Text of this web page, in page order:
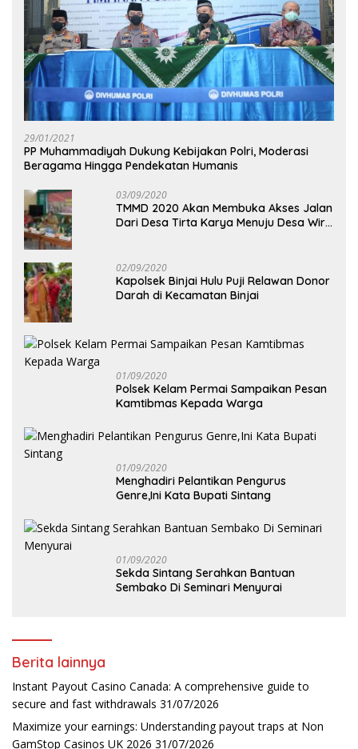
29/01/2021
PP Muhammadiyah Dukung Kebijakan Polri, Moderasi
Beragama Hingga Pendekatan Humanis
03/09/2020
TMMD 2020 Akan Membuka Akses Jalan
Dari Desa Tirta Karya Menuju Desa Wira
02/09/2020
Kapolsek Binjai Hulu Puji Relawan Donor
Darah di Kecamatan Binjai
01/09/2020
Polsek Kelam Permai Sampaikan Pesan
Kamtibmas Kepada Warga
01/09/2020
Menghadiri Pelantikan Pengurus
Genre,Ini Kata Bupati Sintang
01/09/2020
Sekda Sintang Serahkan Bantuan
Sembako Di Seminari Menyurai
Berita lainnya
Instant Payout Casino Canada: A comprehensive guide to
secure and fast withdrawals 31/07/2026
Maximize your earnings: Understanding payout traps at Non
GamStop Casinos UK 2026 31/07/2026